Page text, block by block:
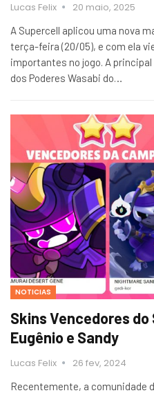
Lucas Felix 20 maio, 2025
A Supercell aplicou uma nova
terça-feira (20/05), e com ela
importantes no jogo. A
dos Poderes Wasabi do…
NOTICIAS
Skins Vencedores do
Eugênio e Sandy
Lucas Felix 26 fev, 2024
Recentemente, a comunidade